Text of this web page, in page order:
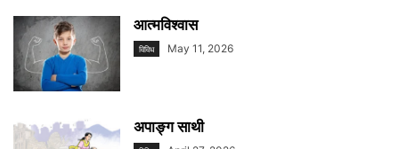
आत्मविश्वास
विविध May 11, 2026
अपाङ्ग साथी